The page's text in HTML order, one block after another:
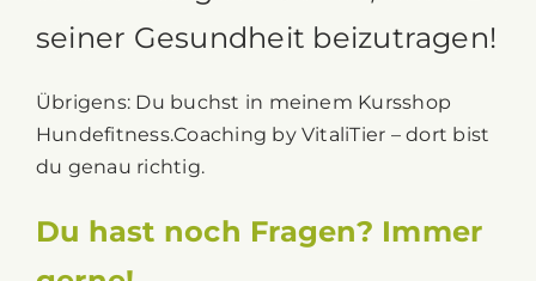
Übrigens: Du buchst in meinem Kursshop
du genau richtig.
Du hast noch Fragen? Immer
gerne! Kontaktiere mich
.